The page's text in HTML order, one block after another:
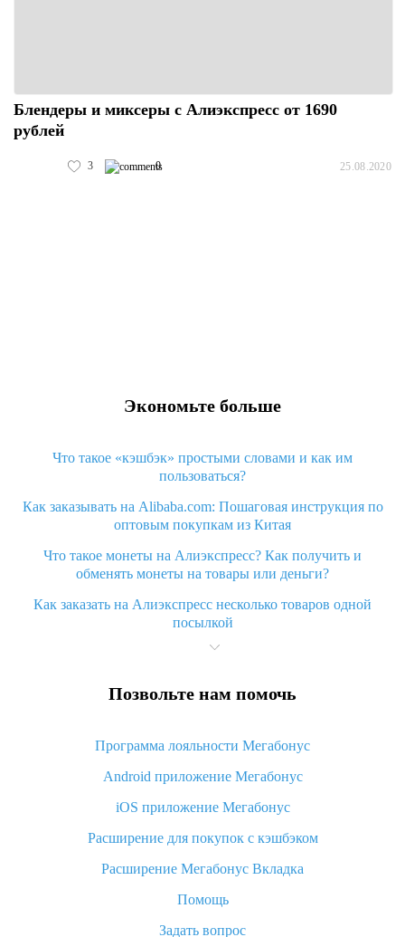
Блендеры и миксеры с Алиэкспресс от 1690
рублей
3 0 25.08.2020
Экономьте больше
Что такое «кэшбэк» простыми словами и как им
пользоваться?
Как заказывать на Alibaba.com: Пошаговая инструкция по
оптовым покупкам из Китая
Что такое монеты на Алиэкспресс? Как получить и
обменять монеты на товары или деньги?
Как заказать на Алиэкспресс несколько товаров одной
посылкой
Что значит статус «Заказ закрыт» на Алиэкспресс и что
Что делать, если Алиэкспресс просит ввести паспортные
Как узнать, куда пришла посылка с Алиэкспресс
Вы отменили заказ на Алиэкспресс, когда вернут деньги?
Что такое баллы на Алиэкспресс, как их получить и
«AliExpress Standard Shipping»: что это за метод доставки и
как его отслеживать
Как покупать оптом на Алиэкспресс
Позвольте нам помочь
Программа лояльности Мегабонус
Android приложение Мегабонус
iOS приложение Мегабонус
Расширение для покупок с кэшбэком
Расширение Мегабонус Вкладка
Помощь
Задать вопрос